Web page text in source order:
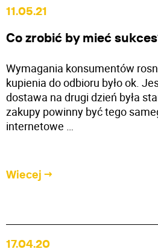
11.05.21
Co zrobić by mieć
Wymagania konsumentów
kupienia do odbioru było ok.
dostawa na drugi dzień była
zakupy powinny być tego
internetowe …
Wiecej
17.04.20